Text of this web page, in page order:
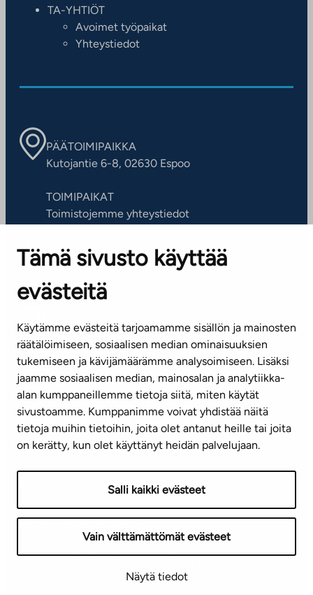
Tämä sivusto käyttää
evästeitä
Käytämme evästeitä tarjoamamme sisällön ja mainosten
räätälöimiseen, sosiaalisen median ominaisuuksien
tukemiseen ja kävijämäärämme analysoimiseen. Lisäksi
jaamme sosiaalisen median, mainosalan ja analytiikka-
alan kumppaneillemme tietoja siitä, miten käytät
sivustoamme. Kumppanimme voivat yhdistää näitä
tietoja muihin tietoihin, joita olet antanut heille tai joita
on kerätty, kun olet käyttänyt heidän palvelujaan.
Salli kaikki evästeet
Vain välttämättömät evästeet
Näytä tiedot
TA-YHTIÖT
Avoimet työpaikat
Yhteystiedot
PÄÄTOIMIPAIKKA
Kutojantie 6-8, 02630 Espoo
TOIMIPAIKAT
Toimistojemme yhteystiedot
ASIAKASPALVELUKESKUS
Puh. 045 7734 3777
(arkisin klo 8-16)
info@ta.fi
Tilaa uutiskirje
Mediapankki
TietosuojaselosteSaavutettavuusseloste